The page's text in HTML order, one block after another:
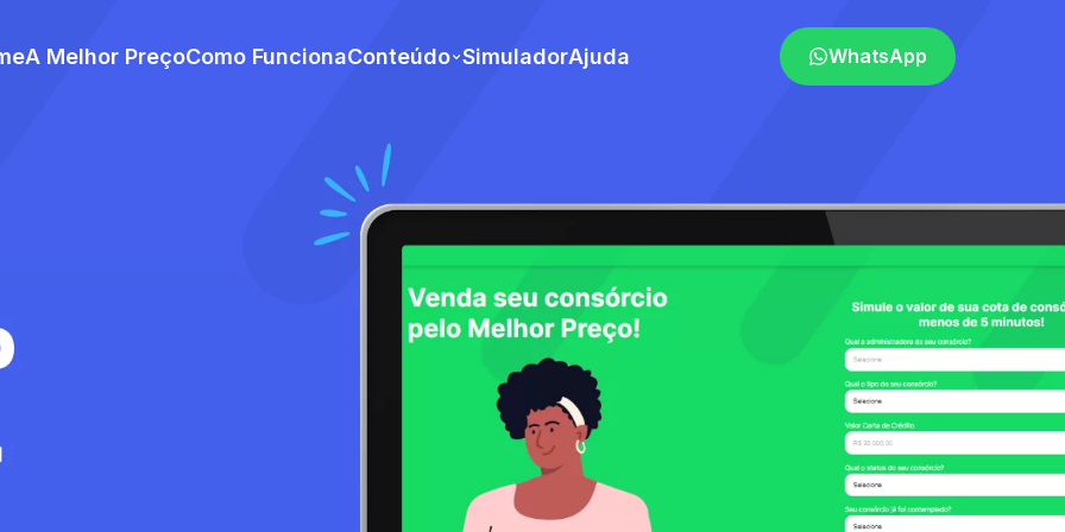
A Melhor PreçoComo FuncionaConteúdo SimuladorAjuda WhatsApp